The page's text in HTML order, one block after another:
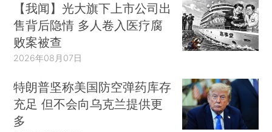
【我闻】光大旗下上市公司出
售背后隐情 多人卷入医疗腐
败案被查
2026年08月07日
特朗普坚称美国防空弹药库存
充足 但不会向乌克兰提供更
多